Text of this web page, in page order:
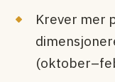
Krever mer